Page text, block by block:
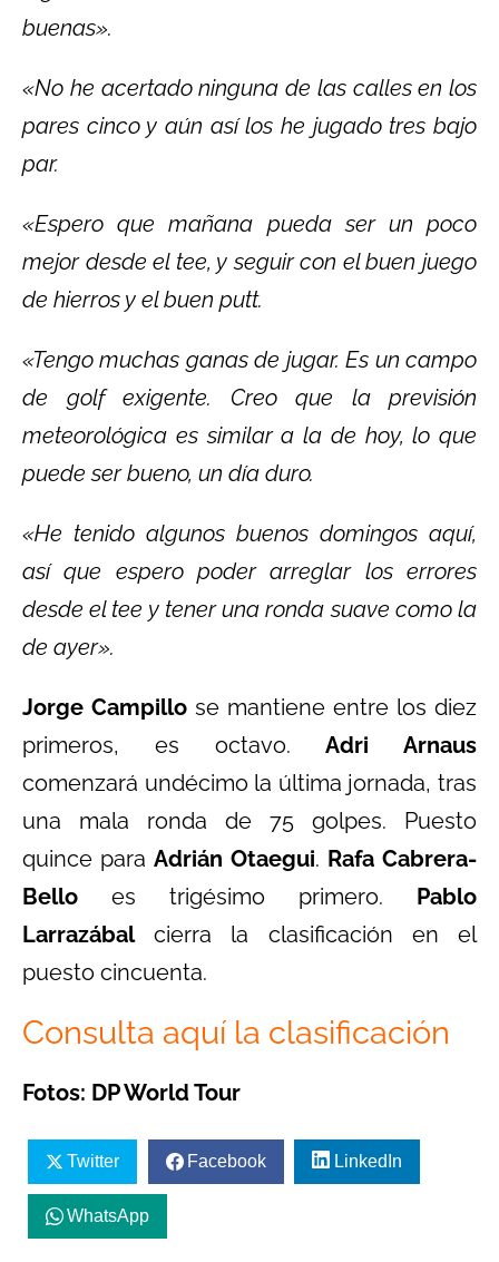
buenas».
«No he acertado ninguna de las calles en los
pares cinco y aún así los he jugado tres bajo
par.
«Espero que mañana pueda ser un poco
mejor desde el tee, y seguir con el buen juego
de hierros y el buen putt.
«Tengo muchas ganas de jugar. Es un campo
de golf exigente. Creo que la previsión
meteorológica es similar a la de hoy, lo que
puede ser bueno, un día duro.
«He tenido algunos buenos domingos aquí,
así que espero poder arreglar los errores
desde el tee y tener una ronda suave como la
de ayer».
Jorge Campillo se mantiene entre los diez
primeros, es octavo.Adri Arnaus
comenzará undécimo la última jornada, tras
una mala ronda de 75 golpes. Puesto
quince para Adrián Otaegui. Rafa Cabrera-
Bello es trigésimo primero. Pablo
Larrazábalcierra la clasificación en el
puesto cincuenta.
Consulta aquí la clasificación
Fotos: DP World Tour
Twitter Facebook LinkedIn
WhatsApp